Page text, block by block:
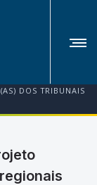
DOS TRIBUNAIS